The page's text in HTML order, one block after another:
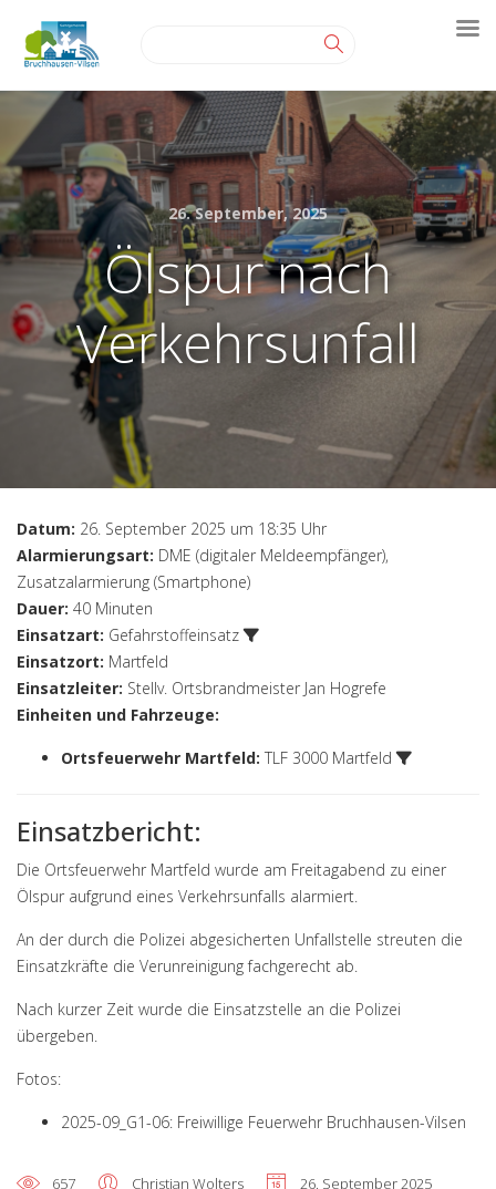
26. September, 2025
Ölspur nach
Verkehrsunfall
Datum: 26. September 2025 um 18:35 Uhr
Alarmierungsart: DME (digitaler Meldeempfänger),
Zusatzalarmierung (Smartphone)
Dauer: 40 Minuten
Einsatzart: Gefahrstoffeinsatz
Einsatzort: Martfeld
Einsatzleiter: Stellv. Ortsbrandmeister Jan Hogrefe
Einheiten und Fahrzeuge:
Ortsfeuerwehr Martfeld: TLF 3000 Martfeld
Einsatzbericht:
Die Ortsfeuerwehr Martfeld wurde am Freitagabend zu einer
Ölspur aufgrund eines Verkehrsunfalls alarmiert.
An der durch die Polizei abgesicherten Unfallstelle streuten die
Einsatzkräfte die Verunreinigung fachgerecht ab.
Nach kurzer Zeit wurde die Einsatzstelle an die Polizei
übergeben.
Fotos:
2025-09_G1-06: Freiwillige Feuerwehr Bruchhausen-Vilsen
657 Christian Wolters 26. September 2025